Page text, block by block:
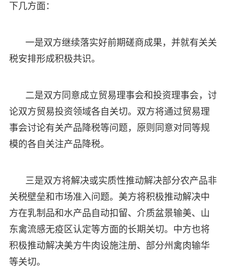
下几方面：
一是双方继续落实好前期磋商成果，并就有关关
税安排形成积极共识。
二是双方同意成立贸易理事会和投资理事会，讨
论双方贸易投资领域各自关切。双方将通过贸易理
事会讨论有关产品降税等问题，原则同意对同等规
模的各自关注产品降税。
三是双方将解决或实质性推动解决部分农产品非
关税壁垒和市场准入问题。美方将积极推动解决中
方在乳制品和水产品自动扣留、介质盆景输美、山
东禽流感无疫区认定等方面的长期关切。中方也将
积极推动解决美方牛肉设施注册、部分州禽肉输华
等关切。